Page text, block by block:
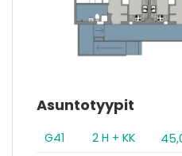
Asuntotyypit
G41 2 H + KK